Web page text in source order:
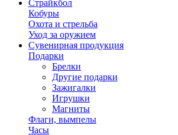
Страйкбол
Кобуры
Охота и стрельба
Уход за оружием
Сувенирная продукция
Подарки
Брелки
Другие подарки
Зажигалки
Игрушки
Магниты
Флаги, вымпелы
Часы